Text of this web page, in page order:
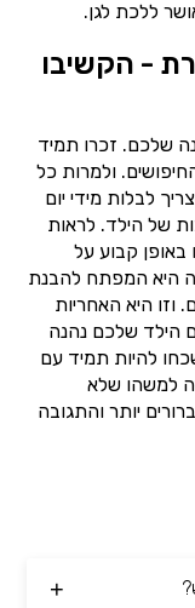
ללכת לגן.
- הקשיבו
שלכם. זכרו תמיד
ולמרות כל
לבלות מידי יום
של הילד. לראות
באופן קבוע על
היא המפתח להבנת
וזו היא האחריות
הילד שלכם נהנה
להיות תמיד עם
למשהו שלא
יותר והתגובה